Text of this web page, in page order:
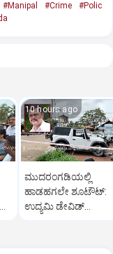
#Manipal #Crime
#Polic
10 hours ago
ಮುದರಂಗಡಿಯಲ್ಲಿ
ಹಾಡಹಗಲೇ ಶೂಟೌಟ್:‌
ಉದ್ಯಮಿ ಡೇವಿಡ್‌